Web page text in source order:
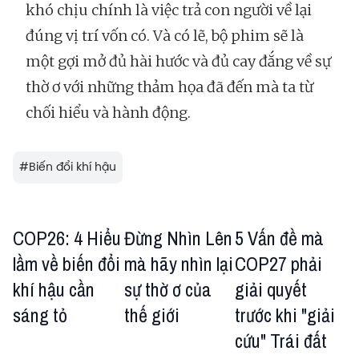
khó chịu chính là việc trả con người về lại
đúng vị trí vốn có. Và có lẽ, bộ phim sẽ là
một gợi mở đủ hài hước và đủ cay đắng về sự
thờ ơ với những thảm họa đã đến mà ta từ
chối hiểu và hành động.
#Biến đổi khí hậu
COP26: 4 Hiểu
lầm về biến đổi
khí hậu cần
sáng tỏ
Đừng Nhìn Lên
mà hãy nhìn lại
sự thờ ơ của
thế giới
5 Vấn đề mà
COP27 phải
giải quyết
trước khi "giải
cứu" Trái đất